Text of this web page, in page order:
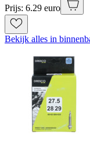
Prijs: 6.29 euro
Bekijk alles in